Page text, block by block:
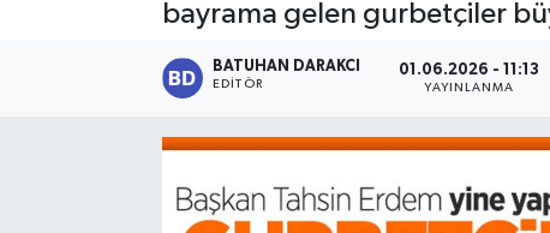
bayrama gelen gurbetçiler
BATUHAN DARAKCI
EDITÖR
01.06.2026 - 11:13
YAYINLANMA
Haber Arşivi